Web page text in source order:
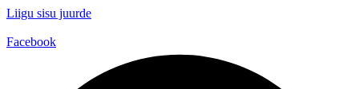
Liigu sisu juurde
Facebook